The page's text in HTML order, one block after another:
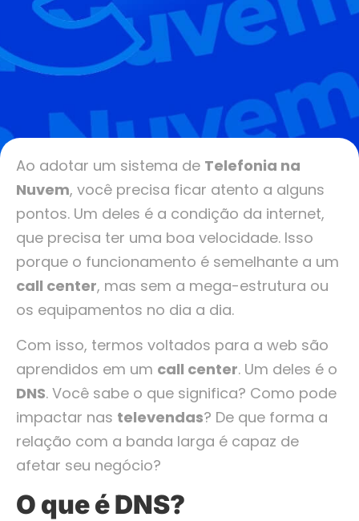
Ao adotar um sistema de Telefonia na
Nuvem, você precisa ficar atento a alguns
pontos. Um deles é a condição da internet,
que precisa ter uma boa velocidade. Isso
porque o funcionamento é semelhante a um
call center, mas sem a mega-estrutura ou
os equipamentos no dia a dia.
Com isso, termos voltados para a web são
aprendidos em um call center. Um deles é o
DNS. Você sabe o que significa? Como pode
impactar nas televendas? De que forma a
relação com a banda larga é capaz de
afetar seu negócio?
O que é DNS?